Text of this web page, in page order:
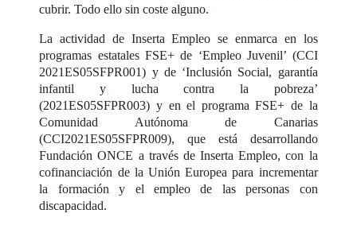
cubrir. Todo ello sin coste alguno.
La actividad de Inserta Empleo se enmarca en los
programas estatales FSE+ de ‘Empleo Juvenil’ (CCI
2021ES05SFPR001) y de ‘Inclusión Social, garantía
infantil y lucha contra la pobreza’
(2021ES05SFPR003) y en el programa FSE+ de la
Comunidad Autónoma de Canarias
(CCI2021ES05SFPR009), que está desarrollando
Fundación ONCE a través de Inserta Empleo, con la
cofinanciación de la Unión Europea para incrementar
la formación y el empleo de las personas con
discapacidad.